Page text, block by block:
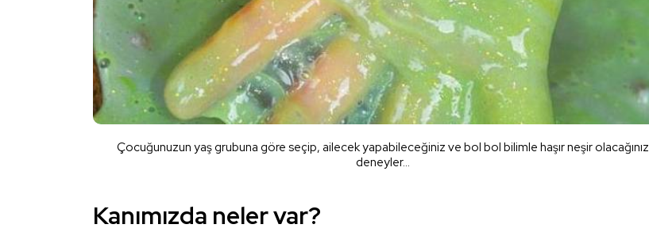
Çocuğunuzun yaş grubuna göre seçip, ailecek yapabileceğiniz ve bol bol bilimle haşır neşir olacağınız
deneyler...
Kanımızda neler var?